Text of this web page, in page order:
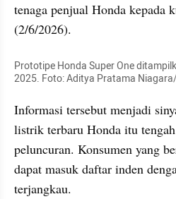
tenaga penjual Honda kepada
(2/6/2026).
Prototipe Honda Super One
2025. Foto: Aditya Pratama
Informasi tersebut menjadi
listrik terbaru Honda itu
peluncuran. Konsumen yang
dapat masuk daftar inden
terjangkau.